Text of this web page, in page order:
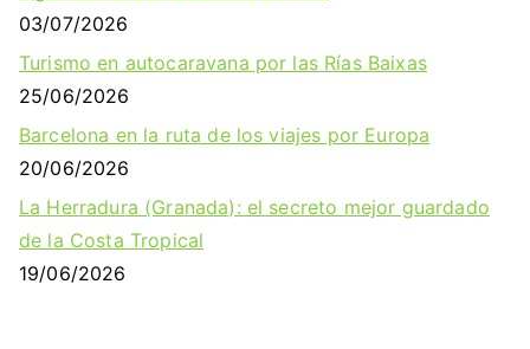
03/07/2026
Turismo en autocaravana por las Rías Baixas
25/06/2026
Barcelona en la ruta de los viajes por Europa
20/06/2026
La Herradura (Granada): el secreto mejor guardado
de la Costa Tropical
19/06/2026